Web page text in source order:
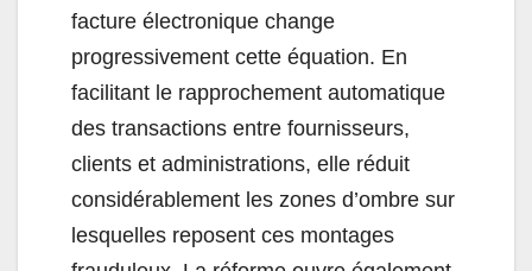
facture électronique change
progressivement cette équation. En
facilitant le rapprochement automatique
des transactions entre fournisseurs,
clients et administrations, elle réduit
considérablement les zones d’ombre sur
lesquelles reposent ces montages